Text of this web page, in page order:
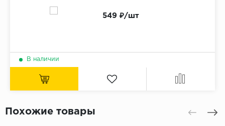
549 ₽/шт
В наличии
Похожие товары